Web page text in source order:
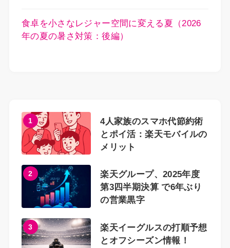
食卓を小さなレジャー空間に変える夏（2026
年の夏の暑さ対策：後編）
1
4人家族のスマホ代節約術
とポイ活：楽天モバイルの
メリット
2
楽天グループ、2025年度
第3四半期決算 で6年ぶり
の営業黒字
3
楽天イーグルスの打順予想
とオフシーズン情報！